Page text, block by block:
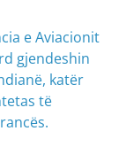
e Aviacionit
gjendeshin
katër
të